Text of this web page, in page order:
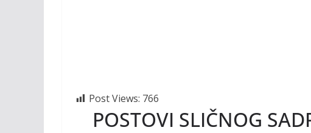
Post Views: 766
POSTOVI SLIČNOG